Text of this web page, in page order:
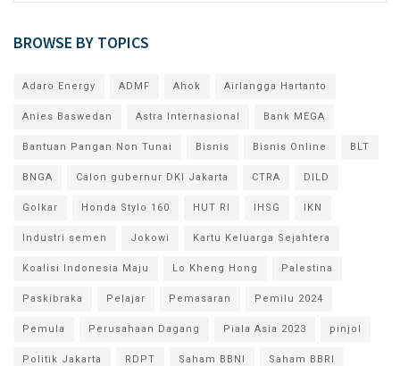
BROWSE BY TOPICS
Adaro Energy ADMF Ahok Airlangga Hartanto
Anies Baswedan Astra Internasional Bank MEGA
Bantuan Pangan Non Tunai Bisnis Bisnis Online BLT
BNGA Calon gubernur DKI Jakarta CTRA DILD
Golkar Honda Stylo 160 HUT RI IHSG IKN
Industri semen Jokowi Kartu Keluarga Sejahtera
Koalisi Indonesia Maju Lo Kheng Hong Palestina
Paskibraka Pelajar Pemasaran Pemilu 2024
Pemula Perusahaan Dagang Piala Asia 2023 pinjol
Politik Jakarta RDPT Saham BBNI Saham BBRI